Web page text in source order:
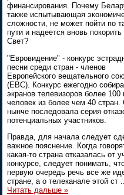
финансирования. Почему
также испытывающая
сложности, не может пойти по
пути и надеется вновь
Свет?
"Евровидение" - конкурс
песни среди стран - членов
Европейского вещательного
(ЕВС). Конкурс ежегодно
экранов телевизоров более 100
человек из более чем 40 стран.
нынче последовала серия
потенциальных участников.
Правда, для начала следует
важное пояснение. Когда
какая-то страна отказалась от
конкурсе, следует понимать,
первую очередь речь все же
стране, а о телеканале этой ст
Читать дальше »